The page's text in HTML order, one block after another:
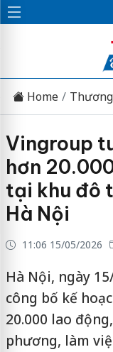
Home
Vingroup
hơn
tại khu đô
Hà Nội
11:06 15/05/2026
Hà Nội, ngày
công bố kế
20.000 lao
phương, làm